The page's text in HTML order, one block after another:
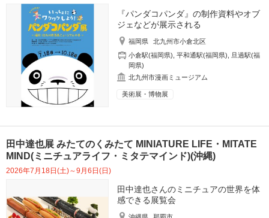
『パンダコパンダ』の制作資料やオブ
ジェなどが展示される
福岡県
北九州市小倉北区
小倉駅(福岡県) ,平和通駅(福岡県)
旦過駅(福
岡県)
北九州市漫画ミュージアム
美術展・博物展
田中達也展 みたてのくみたて MINIATURE LIFE・MITATE
MIND(ミニチュアライフ・ミタテマインド)(沖縄)
2026年7月18日(土)～9月6日(日)
田中達也さんのミニチュアの世界を体
感できる展覧会